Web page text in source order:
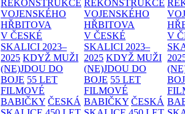
REKONSTRUKCE
VOJENSKÉHO
HŘBITOVA
V ČESKÉ
SKALICI 2023–
2025 KDYŽ MUŽI
(NE)JDOU DO
BOJE 55 LET
FILMOVÉ
BABIČKY ČESKÁ
REKONSTRUKCE
VOJENSKÉHO
HŘBITOVA
V ČESKÉ
SKALICI 2023–
2025 KDYŽ MUŽI
(NE)JDOU DO
BOJE 55 LET
FILMOVÉ
BABIČKY ČESKÁ
V